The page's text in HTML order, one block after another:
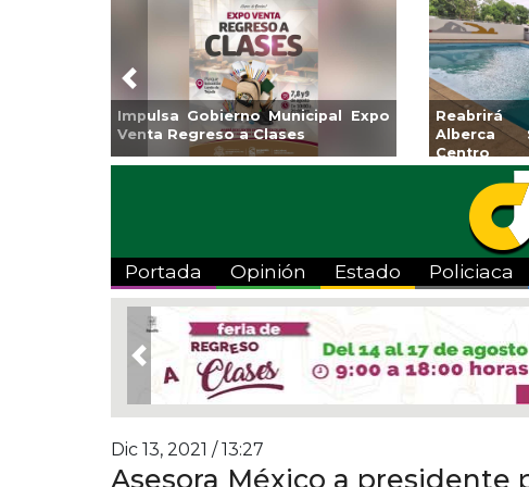
Municipal Expo
Reabrirá Coatzacoalcos la
Alberca Semiolímpica Zona
Centro
Previous
Portada Opinión Estado Policiaca
Previous
Dic 13, 2021 / 13:27
Asesora México a presidente